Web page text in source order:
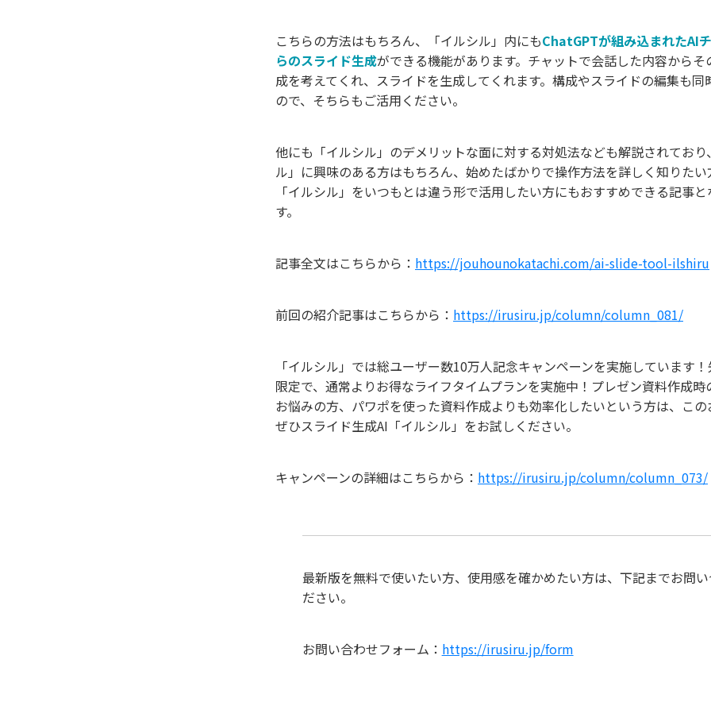
こちらの方法はもちろん、「イルシル」内にもChatGPTが組み込まれたAI
らのスライド生成ができる機能があります。チャットで会話した内容からそ
成を考えてくれ、スライドを生成してくれます。構成やスライドの編集も同
ので、そちらもご活用ください。
他にも「イルシル」のデメリットな面に対する対処法なども解説されており
ル」に興味のある方はもちろん、始めたばかりで操作方法を詳しく知りた
「イルシル」をいつもとは違う形で活用したい方にもおすすめできる記事
す。
記事全文はこちらから： https://jouhounokatachi.com/ai-slide-tool-ilshiru
前回の紹介記事はこちらから： https://irusiru.jp/column/column_081/
「イルシル」では総ユーザー数10万人記念キャンペーンを実施しています
限定で、通常よりお得なライフタイムプランを実施中！プレゼン資料作成時
お悩みの方、パワポを使った資料作成よりも効率化したいという方は、こ
ぜひスライド生成AI「イルシル」をお試しください。
キャンペーンの詳細はこちらから： https://irusiru.jp/column/column_073/
最新版を無料で使いたい方、使用感を確かめたい方は、下記までお問
ださい。
お問い合わせフォーム： https://irusiru.jp/form